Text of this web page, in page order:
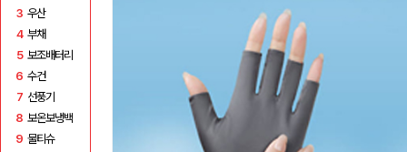
3 우산
4 부채
5 보조배터리
6 수건
7 선풍기
8 보온보냉백
9 물티슈